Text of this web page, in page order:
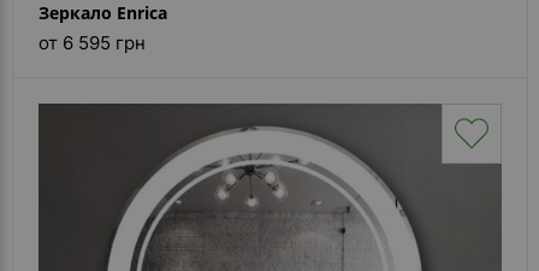
Зеркало Enrica
от 6 595 грн